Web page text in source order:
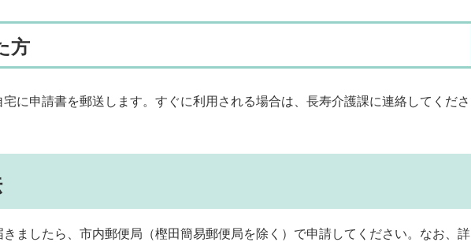
方
に申請書を郵送します。すぐに利用される場合は、長寿介護課に連絡してくださ
ましたら、市内郵便局（樫田簡易郵便局を除く）で申請してください。なお、詳